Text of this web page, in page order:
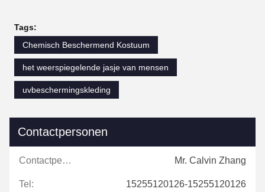
Tags:
Chemisch Beschermend Kostuum
het weerspiegelende jasje van mensen
uvbeschermingskleding
Contactpersonen
Contactpersonen: Mr. Calvin Zhang
Tel: 15255120126-15255120126